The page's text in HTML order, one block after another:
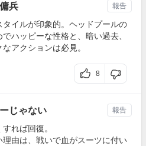
兵
イルが印象的。ヘッドプールの
ハッピーな性格と、暗い過去、
アクションは必見。
8
報告
じゃない
れば回復。
由は、戦いで血がスーツに付い
報告